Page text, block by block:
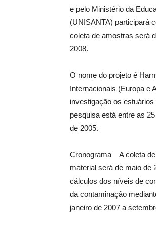
e pelo Ministério da
(UNISANTA) participará
coleta de amostras será
2008.
O nome do projeto é
Internacionais (Europa e
investigação os
pesquisa está entre as
de 2005.
Cronograma – A coleta
material será de maio de
cálculos dos níveis de
da contaminação
janeiro de 2007 a